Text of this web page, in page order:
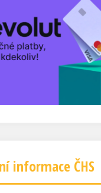
informace ČHS